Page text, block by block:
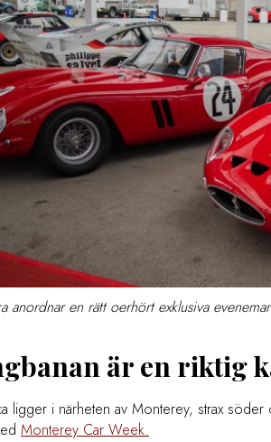
anordnar en rätt oerhört exklusiva
är en riktig
ligger i närheten av Monterey, strax
Monterey Car Week.